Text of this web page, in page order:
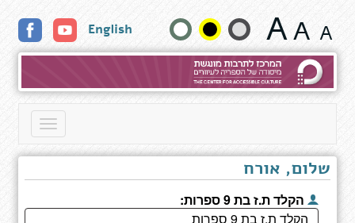
Boy
in
the
Moon
-
Search
for
his
Disabled
Son
שנה
גודל
טקסט
English
Toggle
שלום, אורח
הקלד ת.ז בת 9 ספרות: